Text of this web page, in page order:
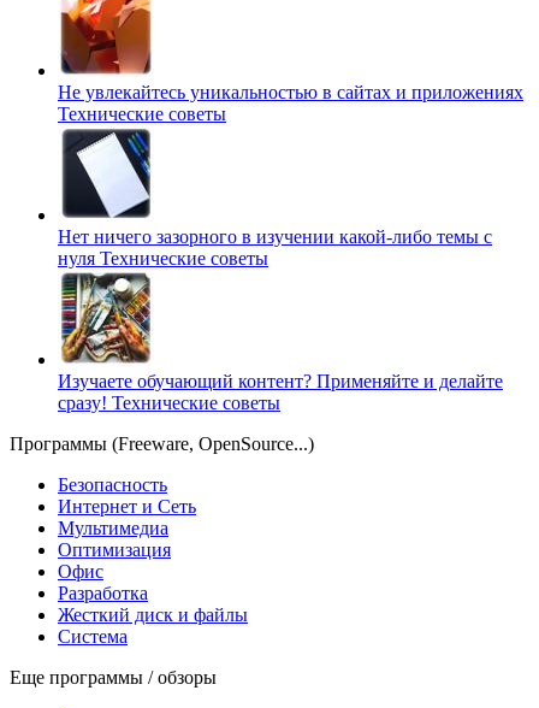
Не увлекайтесь уникальностью в сайтах и приложениях
Технические советы
Нет ничего зазорного в изучении какой-либо темы с
нуля Технические советы
Изучаете обучающий контент? Применяйте и делайте
сразу! Технические советы
Программы (Freeware, OpenSource...)
Безопасность
Интернет и Сеть
Мультимедиа
Оптимизация
Офис
Разработка
Жесткий диск и файлы
Система
Еще программы / обзоры